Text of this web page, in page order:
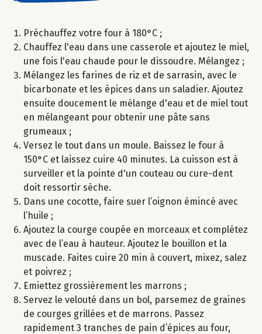
Préchauffez votre four à 180°C ;
Chauffez l'eau dans une casserole et ajoutez le miel,
une fois l'eau chaude pour le dissoudre. Mélangez ;
Mélangez les farines de riz et de sarrasin, avec le
bicarbonate et les épices dans un saladier. Ajoutez
ensuite doucement le mélange d'eau et de miel tout
en mélangeant pour obtenir une pâte sans
grumeaux ;
Versez le tout dans un moule. Baissez le four à
150°C et laissez cuire 40 minutes. La cuisson est à
surveiller et la pointe d'un couteau ou cure-dent
doit ressortir sèche.
Dans une cocotte, faire suer l’oignon émincé avec
l’huile ;
Ajoutez la courge coupée en morceaux et complétez
avec de l’eau à hauteur. Ajoutez le bouillon et la
muscade. Faites cuire 20 min à couvert, mixez, salez
et poivrez ;
Emiettez grossièrement les marrons ;
Servez le velouté dans un bol, parsemez de graines
de courges grillées et de marrons. Passez
rapidement 3 tranches de pain d’épices au four,